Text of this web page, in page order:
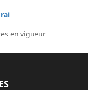
en vigueur.